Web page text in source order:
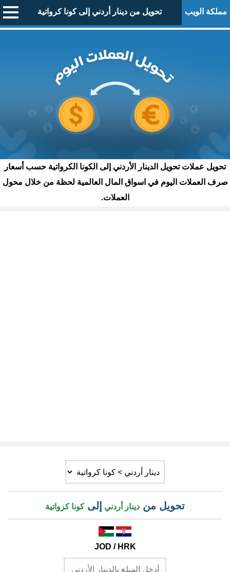
مملكة الويب تحويل من دينار أردني إلى كونا كرواتية
تحويل عملات تحويل الدينار الأردني إلى الكونا الكرواتية حسب أسعار
صرف العملات اليوم في اسواق المال العالمية لحظة من خلال محول
العملات.
تحويل من دينار أردني إلىكونا كرواتية
JOD / HRK